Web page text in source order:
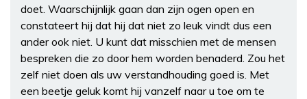
doet. Waarschijnlijk gaan dan zijn ogen open en
constateert hij dat hij dat niet zo leuk vindt dus een
ander ook niet. U kunt dat misschien met de mensen
bespreken die zo door hem worden benaderd. Zou het
zelf niet doen als uw verstandhouding goed is. Met
een beetje geluk komt hij vanzelf naar u toe om te